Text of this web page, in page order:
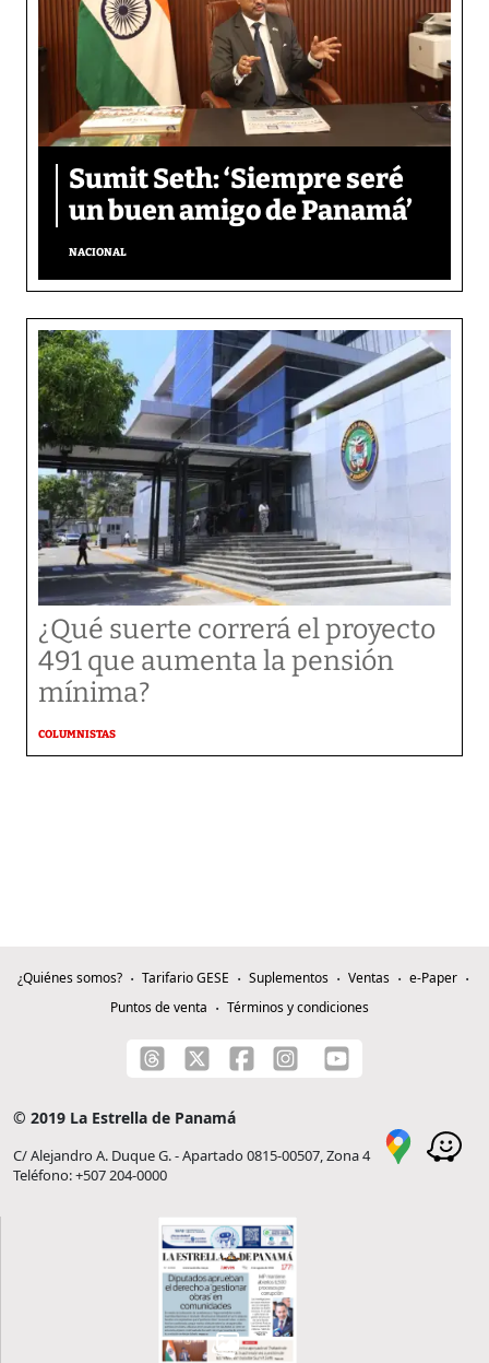
Sumit Seth: ‘Siempre seré
un buen amigo de Panamá’
NACIONAL
¿Qué suerte correrá el proyecto
491 que aumenta la pensión
mínima?
COLUMNISTAS
¿Quiénes somos? Tarifario GESE Suplementos Ventas
e-Paper
Puntos de venta
Términos y condiciones
© 2019 La Estrella de Panamá
C/ Alejandro A. Duque G. - Apartado 0815-00507, Zona 4
Teléfono: +507 204-0000